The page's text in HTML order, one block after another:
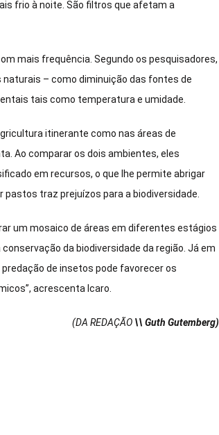
frio à noite. São filtros que afetam a
mais frequência. Segundo os pesquisadores,
– como diminuição das fontes de
tais como temperatura e umidade.
itinerante como nas áreas de
Ao comparar os dois ambientes, eles
em recursos, o que lhe permite abrigar
traz prejuízos para a biodiversidade.
um mosaico de áreas em diferentes estágios
da biodiversidade da região. Já em
de insetos pode favorecer os
acrescenta Icaro.
(DA REDAÇÃO \\ Guth Gutemberg)